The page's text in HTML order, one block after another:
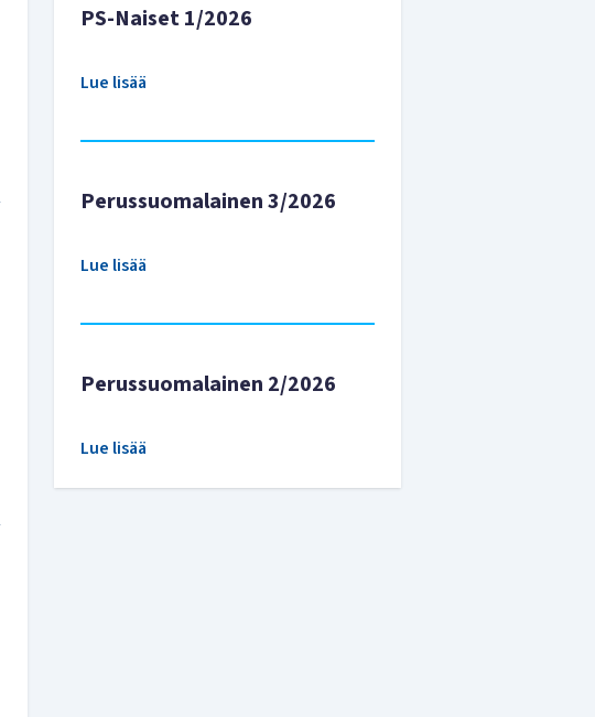
PS-Naiset 1/2026
Lue lisää
Perussuomalainen 3/2026
Lue lisää
Perussuomalainen 2/2026
Lue lisää